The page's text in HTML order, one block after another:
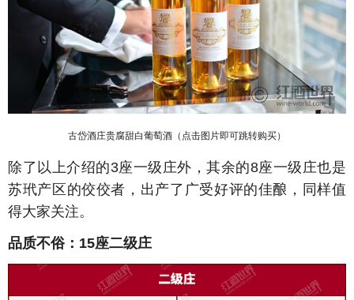
古岱酒庄贵腐甜白葡萄酒（点击图片即可跳转购买）
除了以上介绍的3座一级庄外，其余的8座一级庄也是
苏玳产区的佼佼者，出产了广受好评的佳酿，同样值
得大家关注。
品质不俗：15座二级庄